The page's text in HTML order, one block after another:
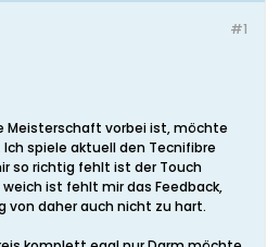
#1
Meisterschaft vorbei ist, möchte
spiele aktuell den Tecnifibre
so richtig fehlt ist der Touch
ist fehlt mir das Feedback,
von daher auch nicht zu hart.